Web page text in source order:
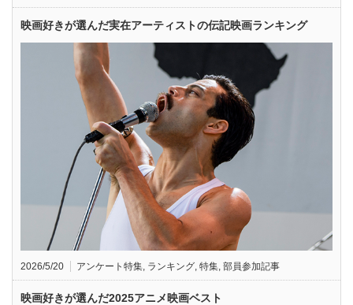
映画好きが選んだ実在アーティストの伝記映画ランキング
2026/5/20 アンケート特集 ランキング 特集 部員参加記事
映画好きが選んだ2025アニメ映画ベスト